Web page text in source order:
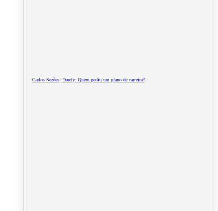
Carlos Sezões, Darefy: Quem pediu um plano de carreira?